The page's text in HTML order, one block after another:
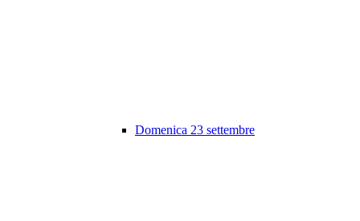
Domenica 23 settembre